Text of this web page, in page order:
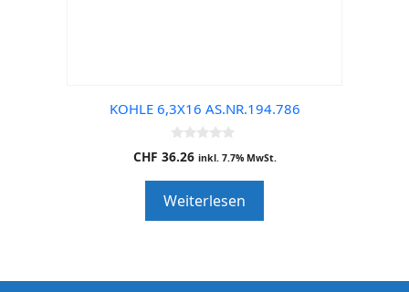
KOHLE 6,3X16 AS.NR.194.786
0
o
o
f
5
CHF 36.26 inkl. 7.7% MwSt.
Weiterlesen